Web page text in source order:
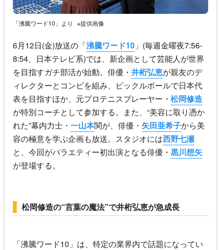
「沸騰ワード10」より ※提供画像
6月12日(金)放送の「沸騰ワード10 」(毎週金曜夜7:56-
8:54、日本テレビ系)では、新企画として芸能人が世界
を目指すガチ部活が始動。俳優・ 井桁弘恵が親友のデ
ィレクターとコンビを組み、ピックルボールで日本代
表を目指すほか、元プロテニスプレーヤー・ 松岡修造
が特別コーチとして参加する。また、“美容に取り憑か
れた”幕内力士・ 一山本関が、俳優・ 矢田亜希子から美
容の極意を学ぶ企画も放送。スタジオには西野七瀬
と、今回がバラエティー初出演となる俳優・ 黒川想矢
が登場する。
松岡修造の“言葉の魔法”で井桁弘恵が急成長
「沸騰ワード10 」は、特定の業界内で話題になってい